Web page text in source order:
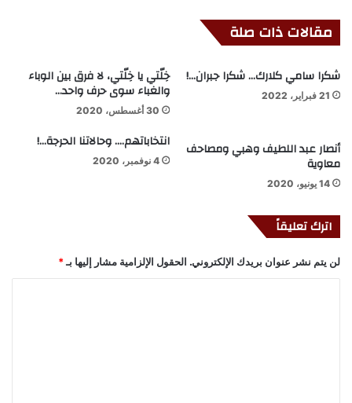
مقالات ذات صلة
شكرا سامي كلارك… شكرا جبران…!
21 فبراير، 2022
خِلّتي يا خِلّتي، لا فرق بين الوباء
والغباء سوى حرف واحد…
30 أغسطس، 2020
أنصار عبد اللطيف وهبي ومصاحف
معاوية
14 يونيو، 2020
انتخاباتهم…. وحالاتنا الحرجة…!
4 نوفمبر، 2020
اترك تعليقاً
لن يتم نشر عنوان بريدك الإلكتروني. الحقول الإلزامية مشار إليها بـ *